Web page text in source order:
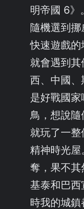
明帝國 6》
隨機選到挪
快速遊戲
就會遇到
西、中國
是好戰國
鳥，想說
就玩了一
精神時光
奪，果不
基泰和巴
時我的城